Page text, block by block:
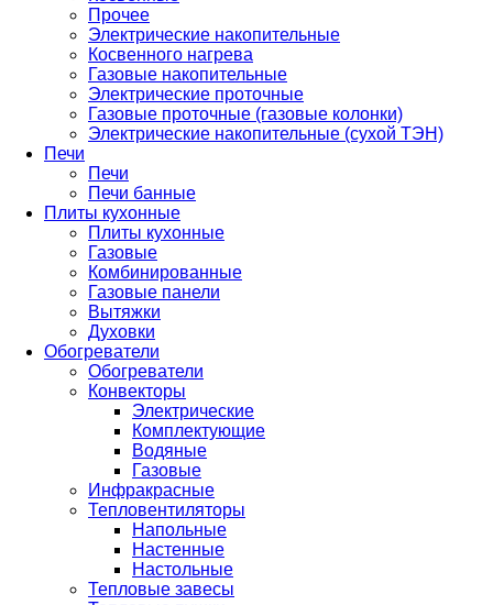
Прочее
Электрические накопительные
Косвенного нагрева
Газовые накопительные
Электрические проточные
Газовые проточные (газовые колонки)
Электрические накопительные (сухой ТЭН)
Печи
Печи
Печи банные
Плиты кухонные
Плиты кухонные
Газовые
Комбинированные
Газовые панели
Вытяжки
Духовки
Обогреватели
Обогреватели
Конвекторы
Электрические
Комплектующие
Водяные
Газовые
Инфракрасные
Тепловентиляторы
Напольные
Настенные
Настольные
Тепловые завесы